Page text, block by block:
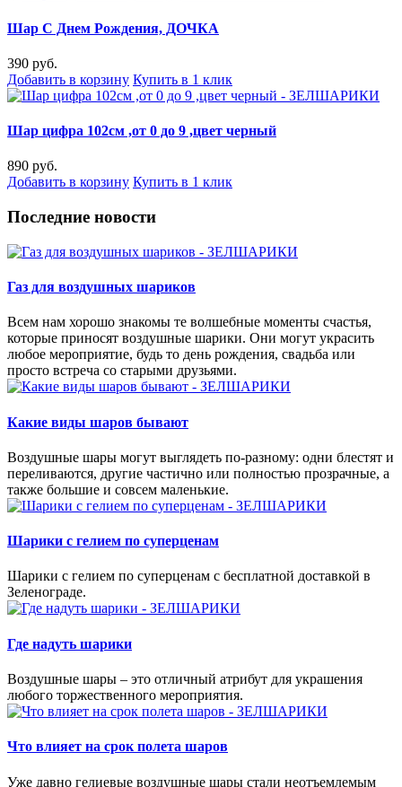
Шар С Днем Рождения, ДОЧКА
390 руб.
Добавить в корзину Купить в 1 клик
Шар цифра 102см ,от 0 до 9 ,цвет черный
890 руб.
Добавить в корзину Купить в 1 клик
Последние новости
Газ для воздушных шариков
Всем нам хорошо знакомы те волшебные моменты счастья,
которые приносят воздушные шарики. Они могут украсить
любое мероприятие, будь то день рождения, свадьба или
просто встреча со старыми друзьями.
Какие виды шаров бывают
Воздушные шары могут выглядеть по-разному: одни блестят и
переливаются, другие частично или полностью прозрачные, а
также большие и совсем маленькие.
Шарики с гелием по суперценам
Шарики с гелием по суперценам с бесплатной доставкой в
Зеленограде.
Где надуть шарики
Воздушные шары – это отличный атрибут для украшения
любого торжественного мероприятия.
Что влияет на срок полета шаров
Уже давно гелиевые воздушные шары стали неотъемлемым